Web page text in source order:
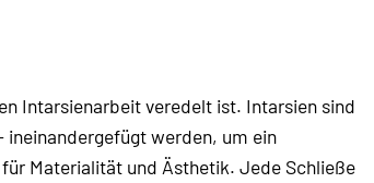
Intarsienarbeit veredelt ist. Intarsien sind
ineinandergefügt werden, um ein
Materialität und Ästhetik. Jede Schließe